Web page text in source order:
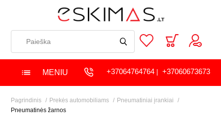
MENIU +37064764764| +37060673673
Pagrindinis Prekės automobiliams
Pneumatiniai įrankiai
Pneumatinės žarnos